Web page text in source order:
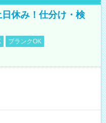
休み！仕分け・検
ブランクOK